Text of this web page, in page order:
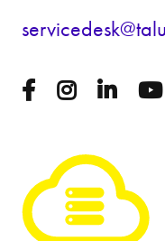
s rv c d sk t l